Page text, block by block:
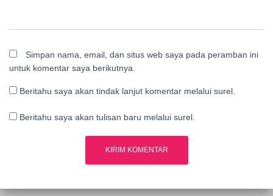
Simpan nama, email, dan situs web saya pada peramban ini
untuk komentar saya berikutnya.
Beritahu saya akan tindak lanjut komentar melalui surel.
Beritahu saya akan tulisan baru melalui surel.